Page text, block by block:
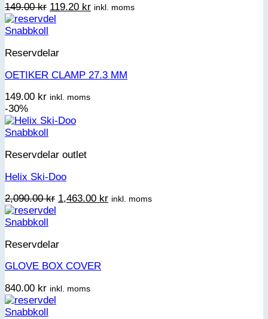
149.00kr Det
ursprungliga
149.00 kr.
119.20 krDet
inkl. moms
Snabbkoll
Reservdelar
OETIKER CLAMP 27.3 MM
149.00 kr inkl. moms
-30%
Snabbkoll
Reservdelar outlet
Helix Ski-Doo
2,090.00kr Det
2,090.00 kr.
1,463.00 krDet
inkl. moms
Snabbkoll
Reservdelar
GLOVE BOX COVER
840.00 kr inkl. moms
Snabbkoll